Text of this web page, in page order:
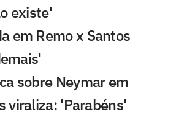
existe'
em Remo x Santos
sobre Neymar em
viraliza: 'Parabéns'